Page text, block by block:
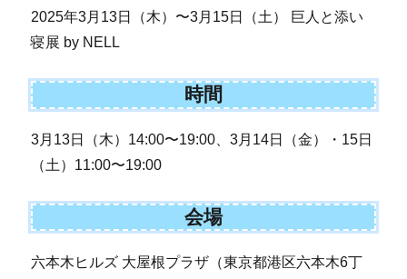
2025年3月13日（木）〜3月15日（土） 巨人と添い
寝展 by NELL
時間
3月13日（木）14:00〜19:00、3月14日（金）・15日
（土）11:00〜19:00
会場
六本木ヒルズ 大屋根プラザ（東京都港区六本木6丁